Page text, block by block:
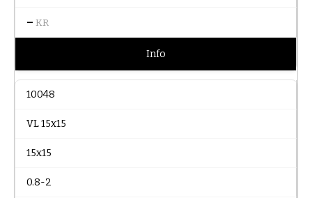
– KR
Info
10048
VL 15x15
15x15
0.8-2